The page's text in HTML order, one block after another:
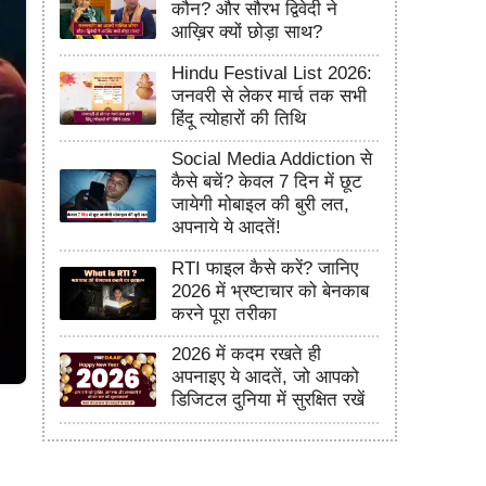
कौन? और सौरभ द्विवेदी ने
आख़िर क्यों छोड़ा साथ?
Hindu Festival List 2026:
जनवरी से लेकर मार्च तक सभी
हिंदू त्योहारों की तिथि
Social Media Addiction से
कैसे बचें? केवल 7 दिन में छूट
जायेगी मोबाइल की बुरी लत,
अपनाये ये आदतें!
RTI फाइल कैसे करें? जानिए
2026 में भ्रष्टाचार को बेनकाब
करने पूरा तरीका
2026 में कदम रखते ही
अपनाइए ये आदतें, जो आपको
डिजिटल दुनिया में सुरक्षित रखें